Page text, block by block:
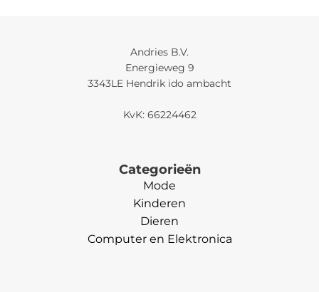
Andries B.V.
Energieweg 9
3343LE Hendrik ido ambacht
KvK: 66224462
Categorieën
Mode
Kinderen
Dieren
Computer en Elektronica